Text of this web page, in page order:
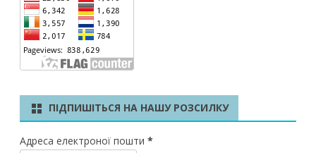
ПІДПИШІТЬСЯ НА НАШУ РОЗСИЛКУ
Адреса електроної пошти *